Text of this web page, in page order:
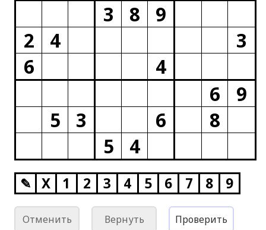
3
8
9
2
4
3
6
4
6
9
5
3 6
8
5
4
✎ X 1 2 3 4 5 6 7 8 9
Отменить Вернуть Проверить